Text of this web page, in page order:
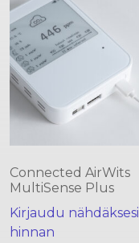
Connected AirWits
MultiSense Plus
Kirjaudu nähdäksesi
hinnan